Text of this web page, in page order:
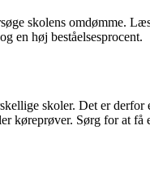
skolens omdømme.
en høj beståelsesprocent.
skoler. Det er
køreprøver. Sørg for at